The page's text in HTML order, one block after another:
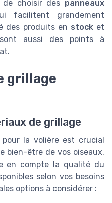
de choisir des panneaux
facilitent grandement
des produits en stocket
aussi des points à
grillage
de grillage
la volière est crucial
bien-être de vos oiseaux.
en compte la qualité du
selon vos besoins
options à considérer :